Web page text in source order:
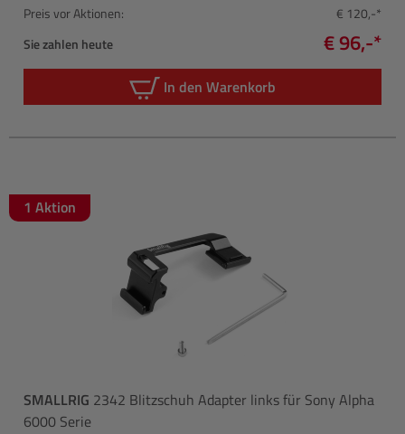
Preis vor Aktionen:
€ 120,-*
Sie zahlen heute
€ 96,-*
In den Warenkorb
1 Aktion
SMALLRIG 2342 Blitzschuh Adapter links für Sony Alpha
6000 Serie